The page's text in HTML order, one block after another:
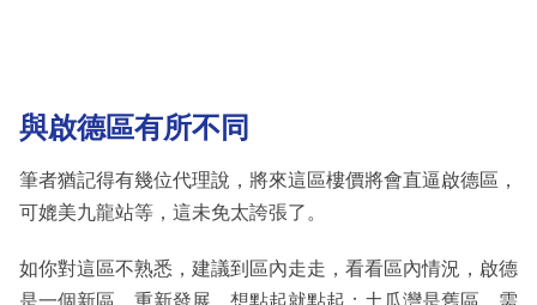
與啟德區有所不同
筆者猶記得有幾位代理說，將來這區樓價將會直逼啟德區，
可媲美九龍站等，這未免太誇張了。
如你對這區不熟悉，建議到區內走走，看看區內情況，啟德